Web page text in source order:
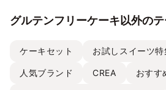
グルテンフリーケーキ以外の
ケーキセット お試しスイーツ特
人気ブランド CREA おすす